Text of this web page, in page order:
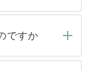
ですか
社担当者がご